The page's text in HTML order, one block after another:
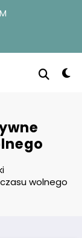
wolnego